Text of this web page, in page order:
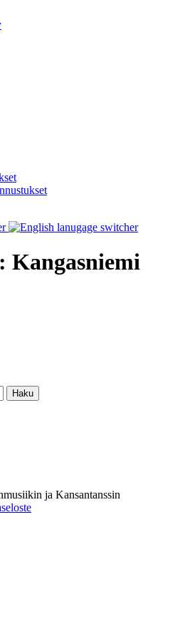
Kangasniemi
ja Kansantanssin